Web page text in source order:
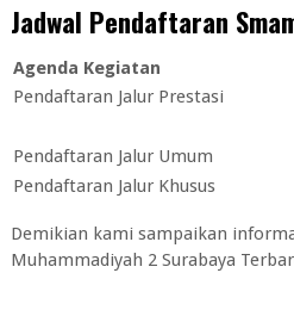
Jadwal Pendaftaran
Agenda Kegiatan
Pendaftaran Jalur Prestasi
Pendaftaran Jalur Umum
Pendaftaran Jalur Khusus
Demikian kami sampaikan
Muhammadiyah 2 Surabaya